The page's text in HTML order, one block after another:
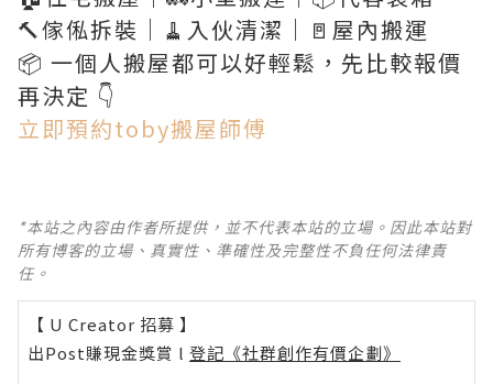
🔨傢俬拆裝｜🧹入伙清潔｜🚪屋內搬運
📦 一個人搬屋都可以好輕鬆，先比較報價
再決定 👇
立即預約toby搬屋師傅
*本站之內容由作者所提供，並不代表本站的立場。因此本站對
所有博客的立場、真實性、準確性及完整性不負任何法律責
任。
【 U Creator 招募 】
出Post賺現金獎賞 l 登記《社群創作有價企劃》